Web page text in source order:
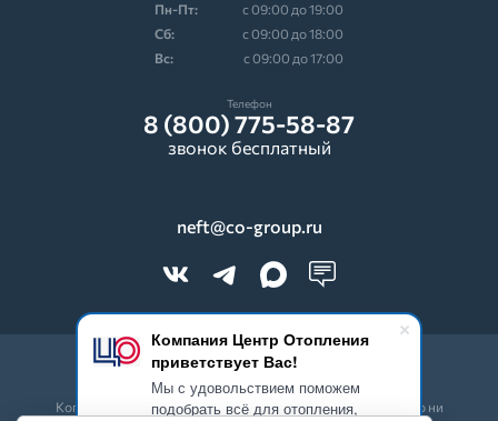
Пн-Пт:
с 09:00 до 19:00
Cб:
с 09:00 до 18:00
Вс:
с 09:00 до 17:00
Телефон
8 (800) 775-58-87
звонок бесплатный
neft@co-group.ru
© 2026 CO-Group. Все права защищены.
Копирование всех составляющих частей сайта в какой бы то ни
Компания Центр Отопления
приветствует Вас!
Мы с удовольствием поможем
подобрать всё для отопления,